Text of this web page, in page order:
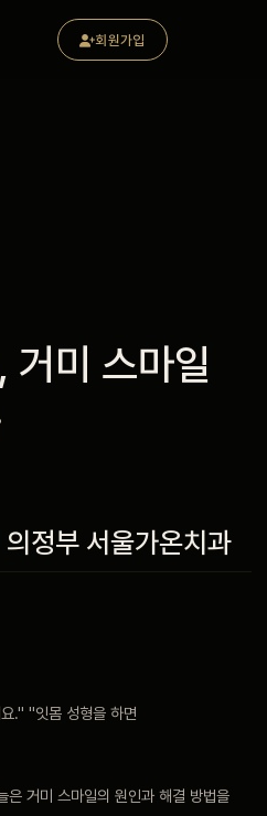
회원가입
거미 스마일
정부 서울가온치과
." "잇몸 성형을 하면
거미 스마일의 원인과 해결 방법을